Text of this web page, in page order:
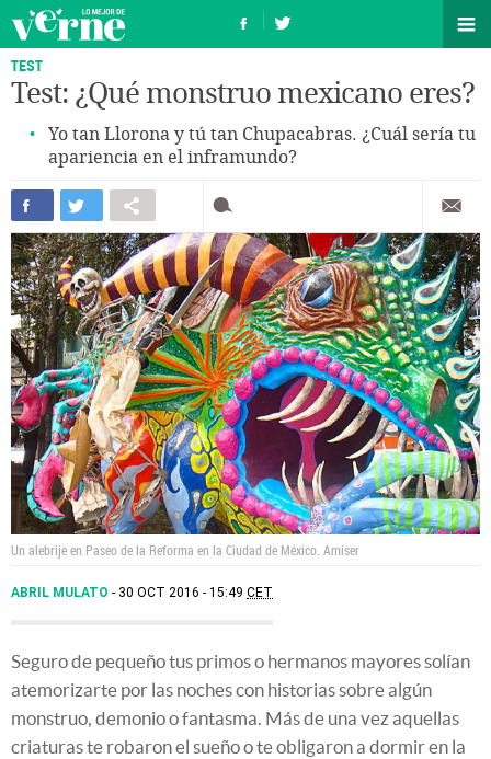
TEST
Test: ¿Qué monstruo mexicano eres?
Yo tan Llorona y tú tan Chupacabras. ¿Cuál sería tu
apariencia en el inframundo?
Un alebrije en Paseo de la Reforma en la Ciudad de México. Amiser
ABRIL MULATO 30 OCT 2016 - 15:49 CET
Seguro de pequeño tus primos o hermanos mayores solían
atemorizarte por las noches con historias sobre algún
monstruo, demonio o fantasma. Más de una vez aquellas
criaturas te robaron el sueño o te obligaron a dormir en la